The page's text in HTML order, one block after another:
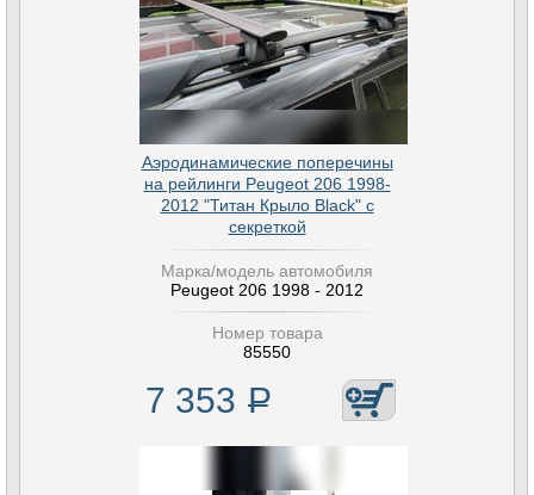
Аэродинамические поперечины
на рейлинги Peugeot 206 1998-
2012 "Титан Крыло Black" с
секреткой
Марка/модель автомобиля
Peugeot 206 1998 - 2012
Номер товара
85550
7 353 Р